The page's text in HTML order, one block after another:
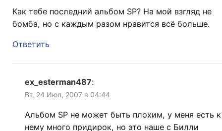
Как тебе последний альбом SP? На мой взгляд не
бомба, но с каждым разом нравится всё больше.
Ответить
ex_esterman487:
Вт, 24 Июл, 2007 в 04:44
Альбом SP не может быть плохим, у меня есть к
нему много придирок, но это наше с Билли